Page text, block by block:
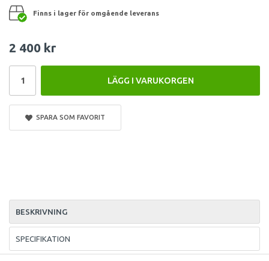
Finns i lager för omgående leverans
2 400 kr
LÄGG I VARUKORGEN
SPARA SOM FAVORIT
BESKRIVNING
SPECIFIKATION